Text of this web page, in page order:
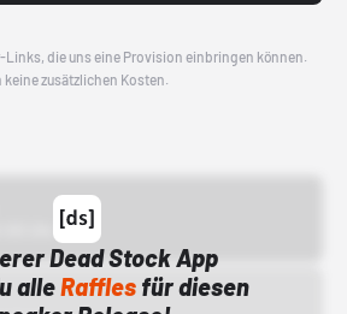
Links, die uns eine Provision einbringen können.
zusätzlichen Kosten.
Dead Stock App
alleRafflesfür diesen